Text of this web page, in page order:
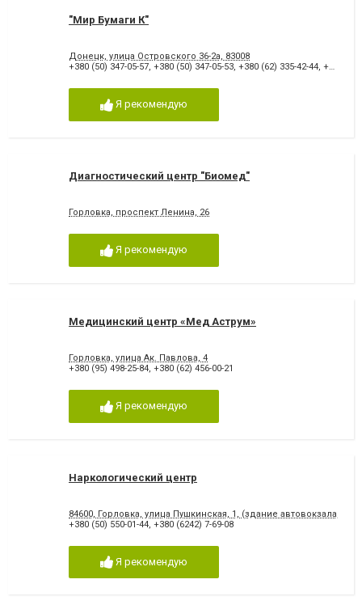
"Мир Бумаги К"
Донецк, улица Островского 36-2а, 83008
+380 (50) 347-05-57, +380 (50) 347-05-53, +380 (62) 335-42-44, +380 (62) 335-25-55
Я рекомендую
Диагностический центр "Биомед"
Горловка, проспект Ленина, 26
Я рекомендую
Медицинский центр «Мед Аструм»
Горловка, улица Ак. Павлова, 4
+380 (95) 498-25-84, +380 (62) 456-00-21
Я рекомендую
Наркологический центр
84600, Горловка, улица Пушкинская, 1, (здание автовокзала, 2-й
+380 (50) 550-01-44, +380 (6242) 7-69-08
Я рекомендую